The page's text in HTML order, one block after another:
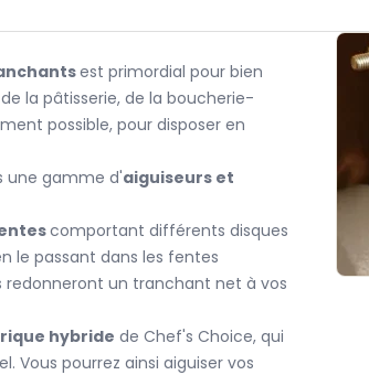
est primordial pour bien
la pâtisserie, de la boucherie-
possible, pour disposer en
une gamme d'aiguiseurs et
comportant différents disques
le passant dans les fentes
redonneront un tranchant net à vos
hybride de Chef's Choice, qui
pourrez ainsi aiguiser vos